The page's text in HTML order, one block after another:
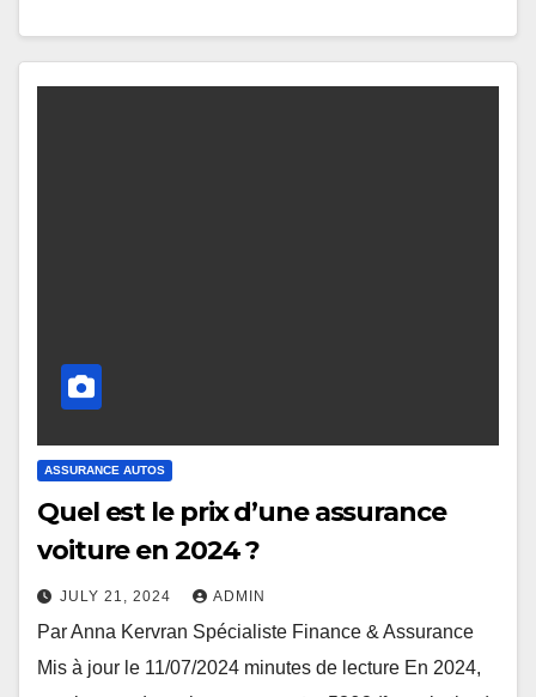
ASSURANCE AUTOS
Quel est le prix d’une assurance
voiture en 2024 ?
JULY 21, 2024 ADMIN
Par Anna Kervran Spécialiste Finance & Assurance
Mis à jour le 11/07/2024 minutes de lecture En 2024,